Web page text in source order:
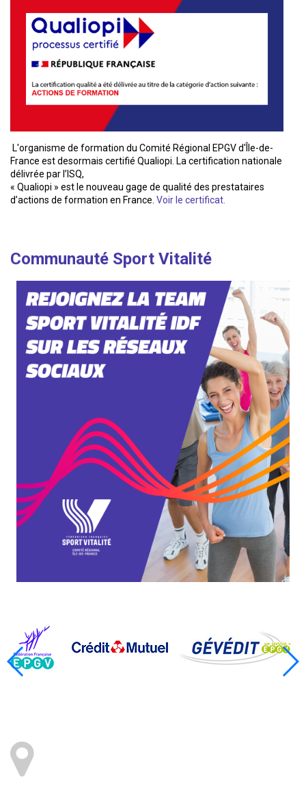
L'organisme de formation du Comité Régional EPGV d'Île-de-
France est desormais certifié Qualiopi. La certification nationale
délivrée par l’ISQ,
« Qualiopi » est le nouveau gage de qualité des prestataires
d’actions de formation en France. Voir le certificat.
Communauté Sport Vitalité